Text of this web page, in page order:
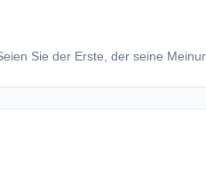
Sie der Erste, der seine